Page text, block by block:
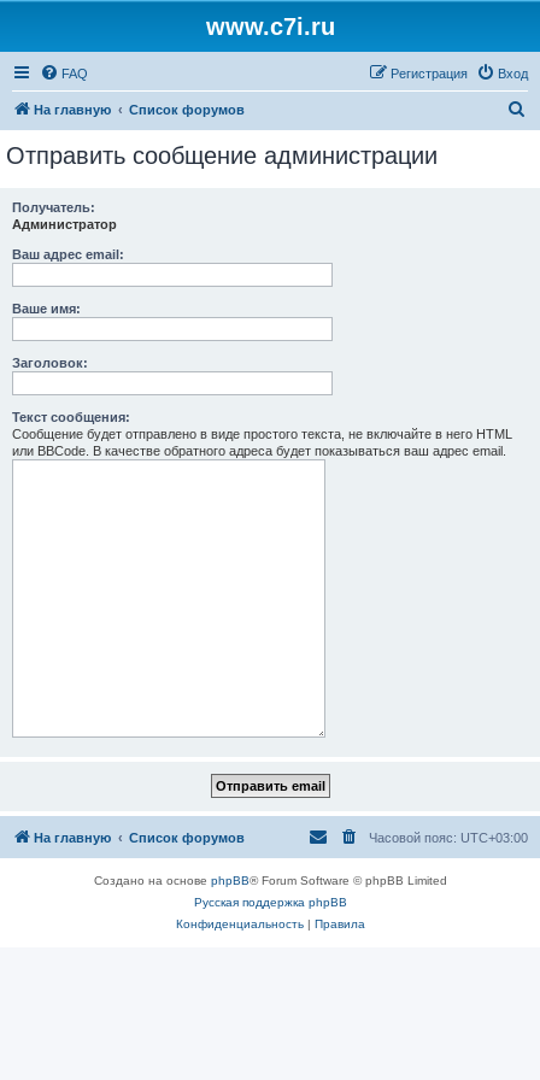
www.c7i.ru
FAQ Вход
Регистрация
На главную Список форумов
Отправить сообщение администрации
Получатель:
Администратор
Ваш адрес email:
Ваше имя:
Заголовок:
Текст сообщения:
Сообщение будет отправлено в виде простого текста, не включайте в него HTML
или BBCode. В качестве обратного адреса будет показываться ваш адрес email.
На главную Список форумов Часовой пояс: UTC+03:00
Создано на основе phpBB® Forum Software © phpBB Limited
Русская поддержка phpBB
Конфиденциальность| Правила